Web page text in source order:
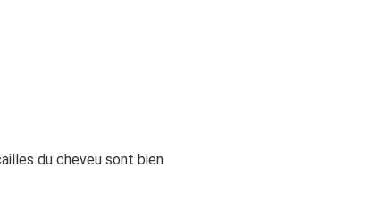
du cheveu sont bien